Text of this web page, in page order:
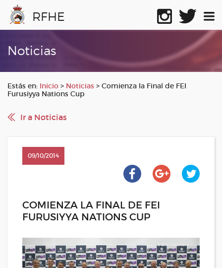
RFHE
Noticias
Estás en: Inicio > Noticias > Comienza la Final de FEI
Furusiyya Nations Cup
Ir a Noticias
09/10/2014
COMIENZA LA FINAL DE FEI
FURUSIYYA NATIONS CUP